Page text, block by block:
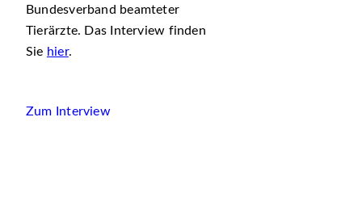
Bundesverband beamteter
Tierärzte. Das Interview finden
Sie hier.
Zum Interview